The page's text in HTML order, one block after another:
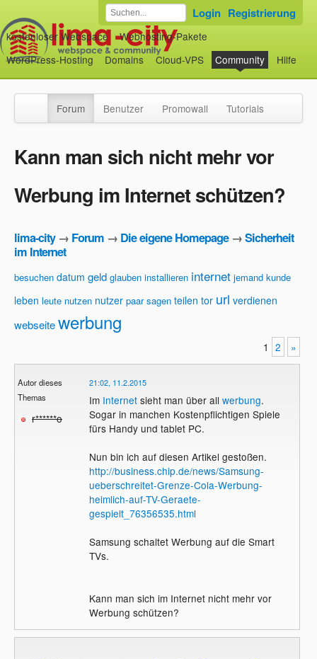
kostenloser Webspace
Webhosting-Pakete
WordPress-Hosting
Domains Cloud-VPS Community Hilfe
Login Registrierung
Forum Benutzer Promowall Tutorials
Kann man sich nicht mehr vor
Werbung im Internet schützen?
lima-city→ Forum → Die eigene Homepage→Sicherheit
im Internet
besuchen datum geld glauben installieren internet jemand kunde
leben leute nutzen nutzer paar sagen teilen tor url verdienen
webseitewerbung
1 2 »
Autor dieses
Themas
r******o
21:02, 11.2.2015
Im Internetsieht man über all werbung.
Sogar in manchen Kostenpflichtigen Spiele
fürs Handy und tablet PC.
Nun bin ich auf diesen Artikel gestoßen.
http://business.chip.de/news/Samsung-
ueberschreitet-Grenze-Cola-Werbung-
heimlich-auf-TV-Geraete-
gespielt_76356535.html
Samsung schaltet Werbung auf die Smart
TVs.
Kann man sich im Internet nicht mehr vor
Werbung schützen?